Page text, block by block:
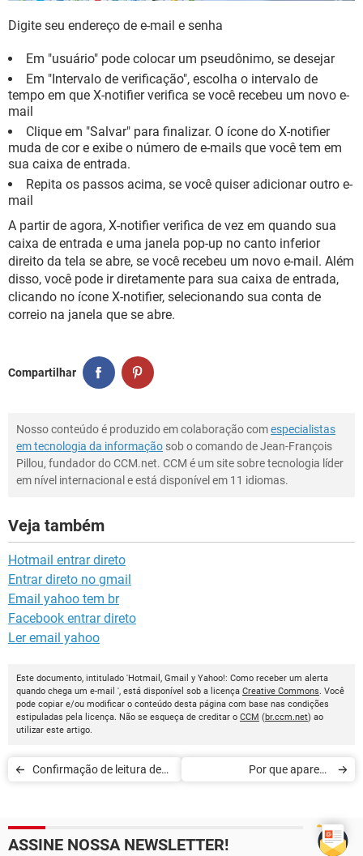
Digite seu endereço de e-mail e senha
Em "usuário" pode colocar um pseudônimo, se desejar
Em "Intervalo de verificação", escolha o intervalo de
tempo em que X-notifier verifica se você recebeu um novo e-
mail
Clique em "Salvar" para finalizar. O ícone do X-notifier
muda de cor e exibe o número de e-mails que você tem em
sua caixa de entrada.
Repita os passos acima, se você quiser adicionar outro e-
mail
A partir de agora, X-notifier verifica de vez em quando sua
caixa de entrada e uma janela pop-up no canto inferior
direito da tela se abre, se você recebeu um novo e-mail. Além
disso, você pode ir diretamente para sua caixa de entrada,
clicando no ícone X-notifier, selecionando sua conta de
correio na janela que se abre.
Compartilhar
Nosso conteúdo é produzido em colaboração comespecialistas
em tecnologia da informação sob o comando de Jean-François
Pillou, fundador do CCM.net. CCM é um site sobre tecnologia líder
em nível internacional e está disponível em 11 idiomas.
Veja também
Hotmail entrar direto
Entrar direto no gmail
Email yahoo tem br
Facebook entrar direto
Ler email yahoo
Este documento, intitulado 'Hotmail, Gmail y Yahoo!: Como receber um alerta
quando chega um e-mail ', está disponível sob a licença Creative Commons. Você
pode copiar e/ou modificar o conteúdo desta página com base nas condições
estipuladas pela licença. Não se esqueça de creditar o CCM (br.ccm.net) ao
utilizar este artigo.
Confirmação de leitura de
Por que aparece
ASSINE NOSSA NEWSLETTER!